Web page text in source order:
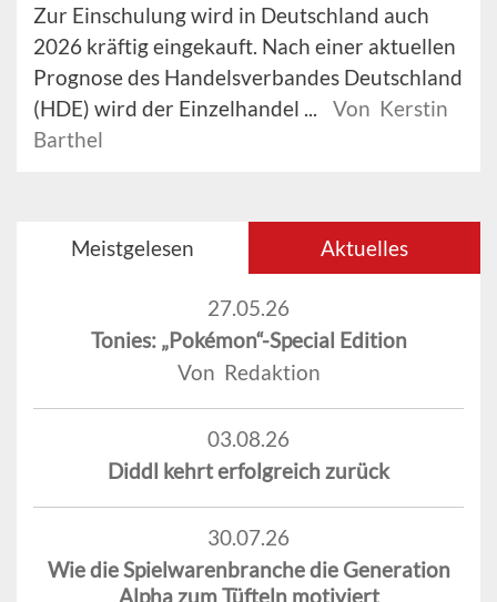
Zur Einschulung wird in Deutschland auch
2026 kräftig eingekauft. Nach einer aktuellen
Prognose des Handelsverbandes Deutschland
(HDE) wird der Einzelhandel ...
Von Kerstin
Barthel
Meistgelesen Aktuelles
27.05.26
Tonies: „Pokémon“-Special Edition
Von Redaktion
03.08.26
Diddl kehrt erfolgreich zurück
30.07.26
Wie die Spielwarenbranche die Generation
Alpha zum Tüfteln motiviert